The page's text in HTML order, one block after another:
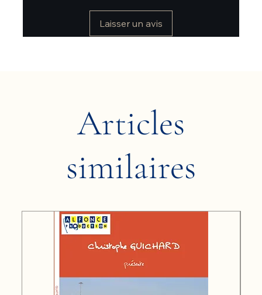
Laisser un avis
Articles
similaires